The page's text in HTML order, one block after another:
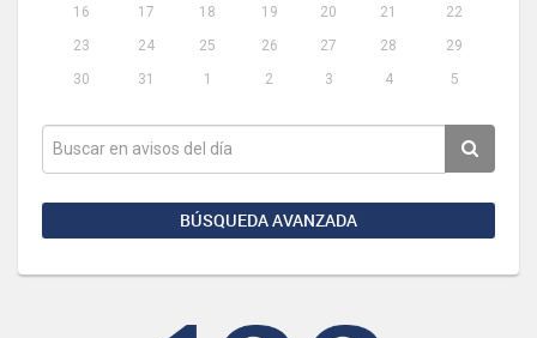
16
17 18 19 20 21
22
23
24 25 26 27 28
29
30
31 1 2 3 4 5
BÚSQUEDA AVANZADA